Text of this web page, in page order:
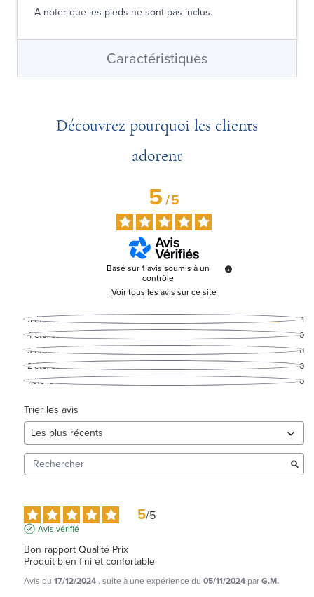
A noter que les pieds ne sont pas inclus.
Caractéristiques
Découvrez pourquoi les clients
adorent
5/5
Basé sur1avis soumis à un
contrôle
Voir tous les avis sur ce site
5étoiles
1
4étoiles
0
3étoiles
0
2étoiles
0
1étoile 0
Trier les avis
5/5
Avis vérifié
Bon rapport Qualité Prix
Produit bien fini et confortable
Avis du 17/12/2024, suite à une expérience du 05/11/2024 parG.M.